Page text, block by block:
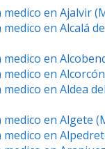
medico en Ajalvir
medico en Alcalá
medico en
medico en
medico en Aldea
medico en Algete
medico en